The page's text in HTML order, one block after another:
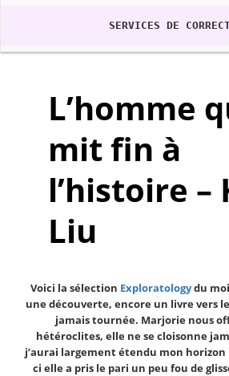
SERVICES DE
L’homme
mit fin à
l’histoire –
Liu
Voici la sélection Exploratologydu
une découverte, encore un livre vers
jamais tournée. Marjorie nous
hétéroclites, elle ne se cloisonne
j’aurai largement étendu mon
ci elle a pris le pari un peu fou de